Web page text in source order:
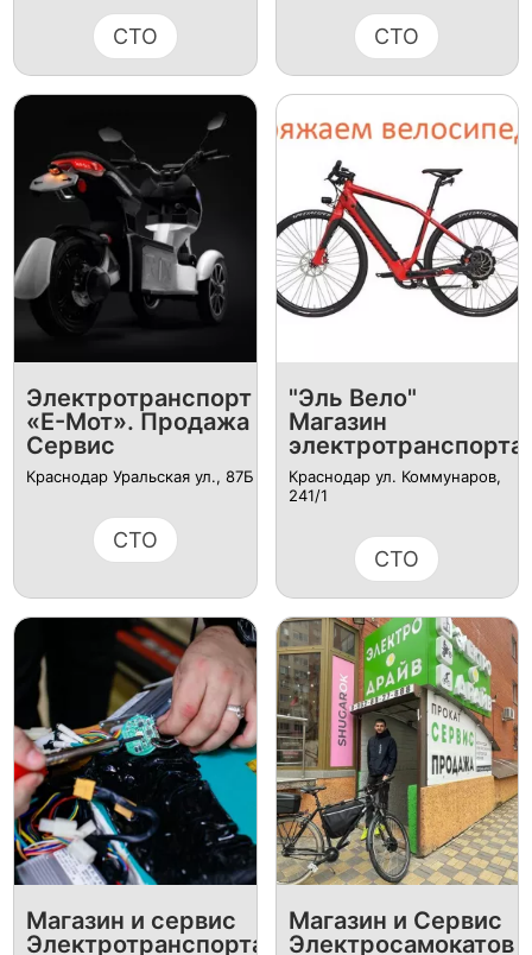
СТО СТО
Электротранспорт
«Е-Мот». Продажа
Сервис
Краснодар Уральская ул., 87Б
СТО
"Эль Вело"
Магазин
электротранспорта
Краснодар ул. Коммунаров,
241/1
СТО
Магазин и сервис
Электротранспорта
Магазин и Сервис
Электросамокатов